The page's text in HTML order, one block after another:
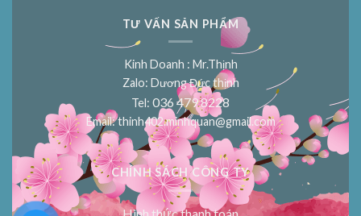
TƯ VẤN SẢN PHẨM
Kinh Doanh : Mr.Thịnh
Zalo: Dương Đức thịnh
Tel: 036 479 8228
Email:thinh402.minhquan@gmail.com
CHÍNH SÁCH CÔNG TY